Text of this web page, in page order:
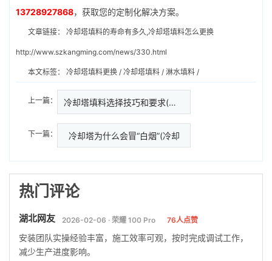
13728927868，获取您的定制化解决方案。
文章链接： 冷却塔填料的寿命有多久,冷却塔填料怎么更换
http://www.szkangming.com/news/330.html
本文标签： 冷却塔填料更换 / 冷却塔填料 / 淋水填料 /
上一篇： 冷却塔填料选择技巧和要求(冷却…
下一篇： 冷却塔为什么会冒“白烟”(冷却
热门评论
湖北网友 2026-02-06 · 荣耀 100 Pro 76人点赞
安装团队实操经验丰富，施工效率可观，按时完成调试工作，
减少生产进度影响。